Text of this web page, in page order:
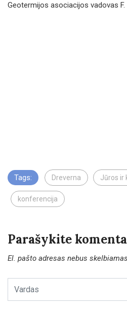
Geotermijos asociacijos vadovas F.
Tags: Dreverna Jūros ir
konferencija
Parašykite
El. pašto adresas nebus